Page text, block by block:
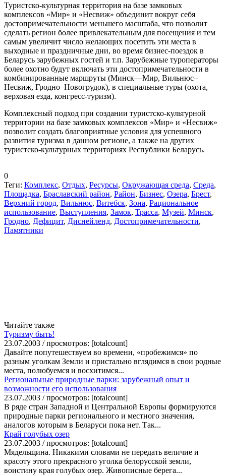
Туристско-культурная территория на базе замковых
комплексов «Мир» и «Несвиж» объединит вокруг себя
достопримечательности меньшего масштаба, что позволит
сделать регион более привлекательным для посещения и тем
самым увеличит число желающих посетить эти места в
выходные и праздничные дни, во время бизнес-поездок в
Беларусь зарубежных гостей и т.п. Зарубежные туроператоры
более охотно будут включать эти достопримечательности в
комбинированные маршруты (Минск—Мир, Вильнюс–
Несвиж, Гродно–Новогрудок), в специальные туры (охота,
верховая езда, конгресс-туризм).
Комплексный подход при создании туристско-культурной
территории на базе замковых комплексов «Мир» и «Несвиж»
позволит создать благоприятные условия для успешного
развития туризма в данном регионе, а также на других
туристско-культурных территориях Республики Беларусь.
0
Теги: Комплекс, Отдых, Ресурсы, Окружающая среда, Среда,
Площадка, Браславский район, Район, Бизнес, Озера, Брест,
Верхний город, Вильнюс, Витебск, Зона, Рациональное
использование, Выступления, Замок, Трасса, Музей, Минск,
Гродно, Дефицит, Диснейленд, Достопримечательности,
Памятники
Читайте также
Туризму быть!
23.07.2003 / просмотров: [totalcount]
Давайте попутешествуем во времени, «пробежимся» по
разным уголкам Земли и пристально вглядимся в свои родные
места, полюбуемся и восхитимся...
Региональные природные парки: зарубежный опыт и
возможности его использования
23.07.2003 / просмотров: [totalcount]
В ряде стран Западной и Центральной Европы формируются
природные парки регионального и местного значения,
аналогов которым в Беларуси пока нет. Так...
Край голубых озер
23.07.2003 / просмотров: [totalcount]
Мядельщина. Никакими словами не передать величие и
красоту этого прекрасного уголка белорусской земли,
воистину края голубых озер. Живописные берега...